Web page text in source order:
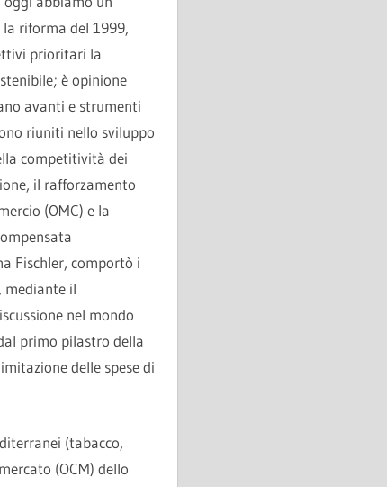
la riforma del 1999,
prioritari la
è opinione
avanti e strumenti
riuniti nello sviluppo
competitività dei
il rafforzamento
(OMC) e la
Fischler, comportò i
mediante il
nel mondo
primo pilastro della
delle spese di
(tabacco,
(OCM) dello